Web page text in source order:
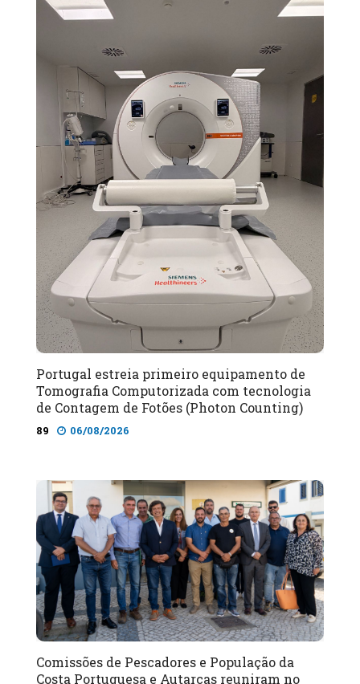
Portugal estreia primeiro equipamento de
Tomografia Computorizada com tecnologia
de Contagem de Fotões (Photon Counting)
89 06/08/2026
Comissões de Pescadores e População da
Costa Portuguesa e Autarcas reuniram no